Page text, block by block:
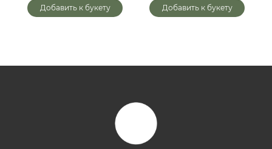
Добавить к букету Добавить к букету